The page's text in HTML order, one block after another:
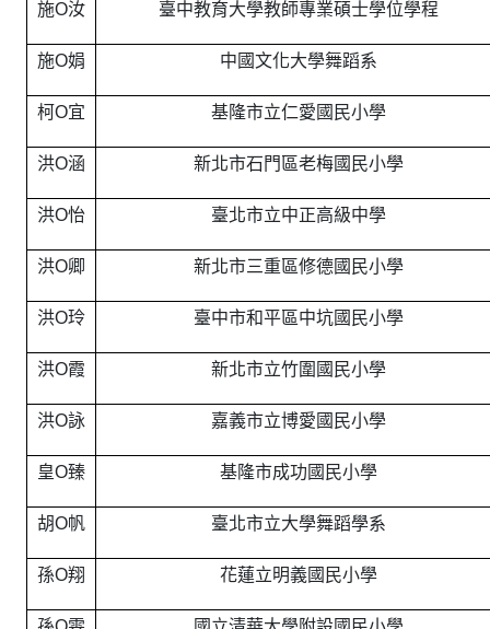
施O汝 臺中教育大學教師專業碩士學位學程
施O娟 中國文化大學舞蹈系
柯O宜 基隆市立仁愛國民小學
洪O涵 新北市石門區老梅國民小學
洪O怡 臺北市立中正高級中學
洪O卿 新北市三重區修德國民小學
洪O玲 臺中市和平區中坑國民小學
洪O霞 新北市立竹圍國民小學
洪O詠 嘉義市立博愛國民小學
皇O臻 基隆市成功國民小學
胡O帆 臺北市立大學舞蹈學系
孫O翔 花蓮立明義國民小學